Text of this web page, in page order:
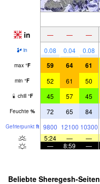
in — — —
in 0.08 0.04 0.08
max °F 59 64 61
min °F 52 61 50
chill °F 45 57 45
Feuchte % 72 65 84
Gefrier­punkt ft 9800 12100 10300
5:24
— —
—
8:59 —
Beliebte Sheregesh-Seiten